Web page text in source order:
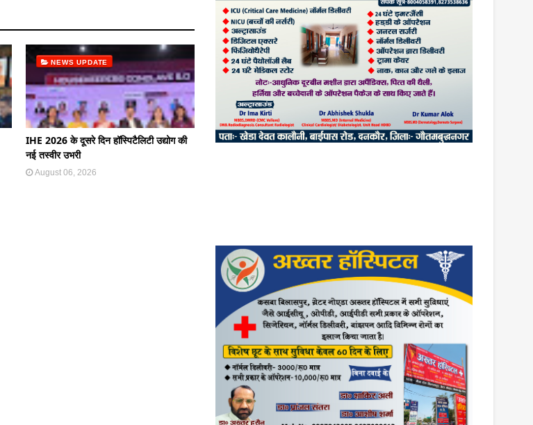
NEWS UPDATE
IHE 2026 के दूसरे दिन हॉस्पिटैलिटी उद्योग की
नई तस्वीर उभरी
August 06, 2026